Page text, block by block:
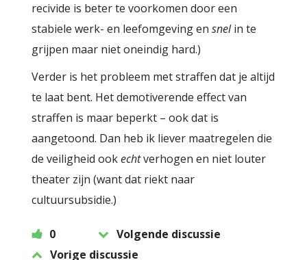
recivide is beter te voorkomen door een
stabiele werk- en leefomgeving en snelin te
grijpen maar niet oneindig hard.)
Verder is het probleem met straffen dat je altijd
te laat bent. Het demotiverende effect van
straffen is maar beperkt – ook dat is
aangetoond. Dan heb ik liever maatregelen die
de veiligheid ookechtverhogen en niet louter
theater zijn (want dat riekt naar
cultuursubsidie.)
0
Volgende discussie
Vorige discussie